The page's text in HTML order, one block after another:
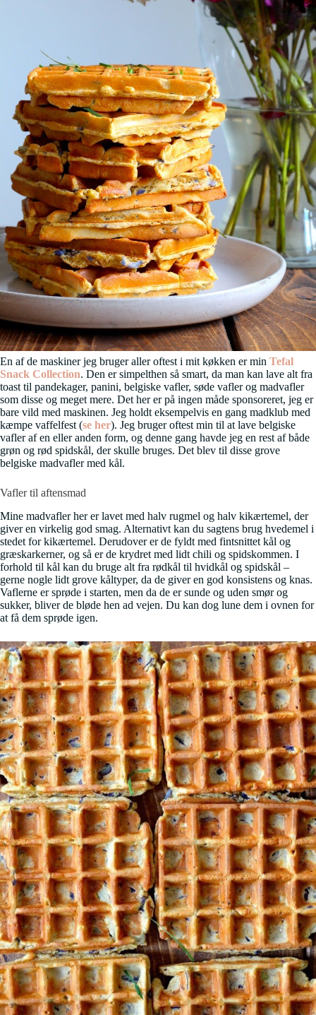
En af de maskiner jeg bruger aller oftest i mit køkken er min Tefal
Snack Collection. Den er simpelthen så smart, da man kan lave alt fra
toast til pandekager, panini, belgiske vafler, søde vafler og madvafler
som disse og meget mere. Det her er på ingen måde sponsoreret, jeg er
bare vild med maskinen. Jeg holdt eksempelvis en gang madklub med
kæmpe vaffelfest (se her). Jeg bruger oftest min til at lave belgiske
vafler af en eller anden form, og denne gang havde jeg en rest af både
grøn og rød spidskål, der skulle bruges. Det blev til disse grove
belgiske madvafler med kål.
Vafler til aftensmad
Mine madvafler her er lavet med halv rugmel og halv kikærtemel, der
giver en virkelig god smag. Alternativt kan du sagtens brug hvedemel i
stedet for kikærtemel. Derudover er de fyldt med fintsnittet kål og
græskarkerner, og så er de krydret med lidt chili og spidskommen. I
forhold til kål kan du bruge alt fra rødkål til hvidkål og spidskål –
gerne nogle lidt grove kåltyper, da de giver en god konsistens og knas.
Vaflerne er sprøde i starten, men da de er sunde og uden smør og
sukker, bliver de bløde hen ad vejen. Du kan dog lune dem i ovnen for
at få dem sprøde igen.